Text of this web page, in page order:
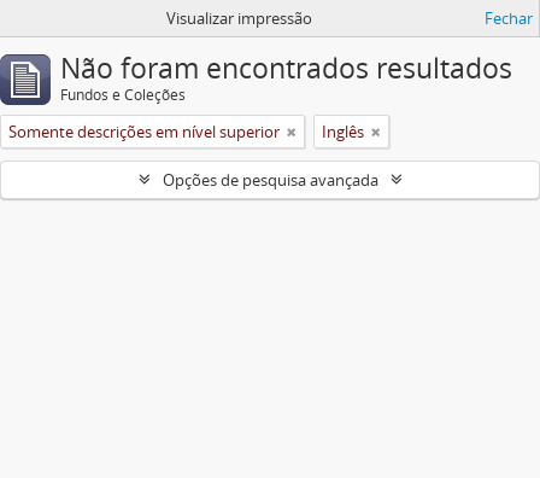
Visualizar impressão Fechar
Não foram encontrados resultados
Fundos e Coleções
Somente descrições em nível superior Inglês
Opções de pesquisa avançada